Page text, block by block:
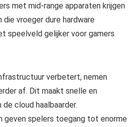
met mid-range apparaten krijgen
vroeger dure hardware
speelveld gelijker voor gamers
verbetert, nemen
af. Dit maakt snelle en
cloud haalbaarder.
geven spelers toegang tot enorme